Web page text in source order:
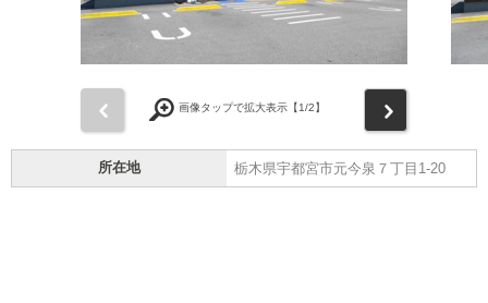
画像タップで拡大表示【1/2】
所在地 栃木県宇都宮市元今泉７丁目1-20